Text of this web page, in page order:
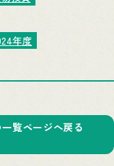
年度
覧ページへ戻る